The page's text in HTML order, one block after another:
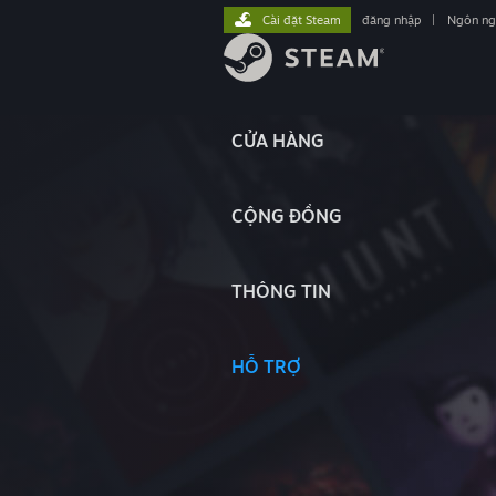
CỬA HÀNG
CỘNG ĐỒNG
THÔNG TIN
HỖ TRỢ
Cài đặt Steam đăng nhập Ngôn